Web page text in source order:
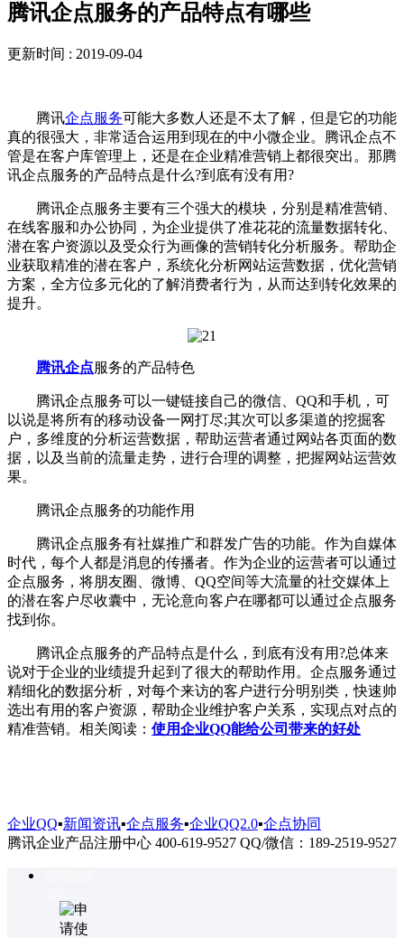
腾讯企点服务的产品特点有哪些
更新时间 : 2019-09-04
腾讯企点服务可能大多数人还是不太了解，但是它的功能
真的很强大，非常适合运用到现在的中小微企业。腾讯企点不
管是在客户库管理上，还是在企业精准营销上都很突出。那腾
讯企点服务的产品特点是什么?到底有没有用?
腾讯企点服务主要有三个强大的模块，分别是精准营销、
在线客服和办公协同，为企业提供了准花花的流量数据转化、
潜在客户资源以及受众行为画像的营销转化分析服务。帮助企
业获取精准的潜在客户，系统化分析网站运营数据，优化营销
方案，全方位多元化的了解消费者行为，从而达到转化效果的
提升。
腾讯企点服务的产品特色
腾讯企点服务可以一键链接自己的微信、QQ和手机，可
以说是将所有的移动设备一网打尽;其次可以多渠道的挖掘客
户，多维度的分析运营数据，帮助运营者通过网站各页面的数
据，以及当前的流量走势，进行合理的调整，把握网站运营效
果。
腾讯企点服务的功能作用
腾讯企点服务有社媒推广和群发广告的功能。作为自媒体
时代，每个人都是消息的传播者。作为企业的运营者可以通过
企点服务，将朋友圈、微博、QQ空间等大流量的社交媒体上
的潜在客户尽收囊中，无论意向客户在哪都可以通过企点服务
找到你。
腾讯企点服务的产品特点是什么，到底有没有用?总体来
说对于企业的业绩提升起到了很大的帮助作用。企点服务通过
精细化的数据分析，对每个来访的客户进行分明别类，快速帅
选出有用的客户资源，帮助企业维护客户关系，实现点对点的
精准营销。相关阅读： 使用企业QQ能给公司带来的好处
企业QQ▪新闻资讯▪企点服务▪企业QQ2.0▪企点协同
腾讯企业产品注册中心 400-619-9527 QQ/微信：189-2519-9527